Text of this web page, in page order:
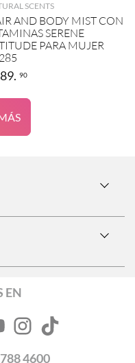
SCENTS
AND BODY MIST CON
SERENE
PARA MUJER
. 90
EN
4600